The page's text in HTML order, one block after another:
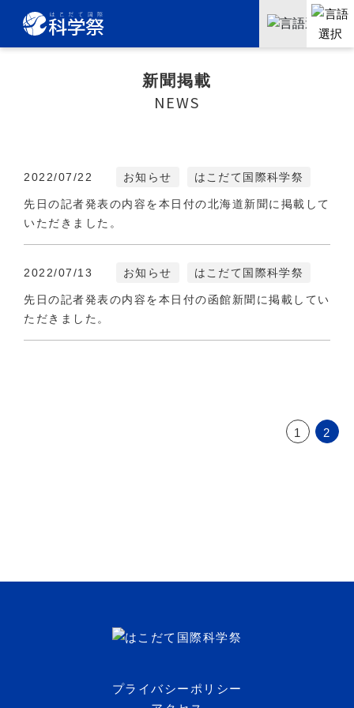
新聞掲載
NEWS
2022/07/22 お知らせ はこだて国際科学祭
先日の記者発表の内容を本日付の北海道新聞に掲載して
いただきました。
2022/07/13 お知らせ はこだて国際科学祭
先日の記者発表の内容を本日付の函館新聞に掲載してい
ただきました。
1 2
プライバシーポリシー